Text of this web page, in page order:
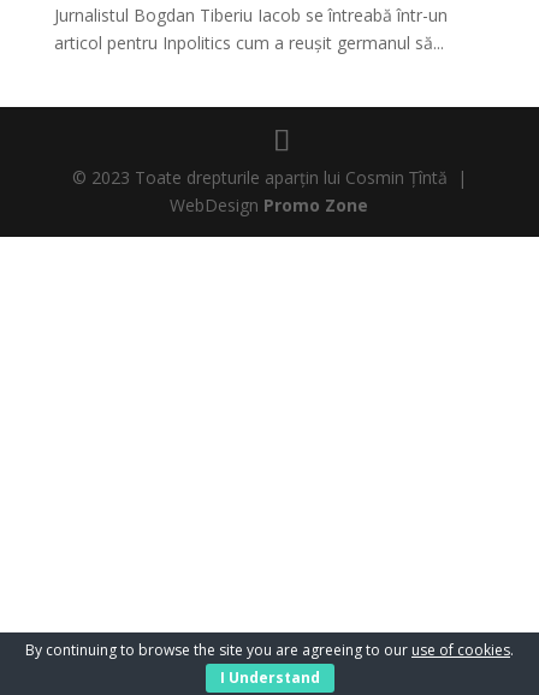
Jurnalistul Bogdan Tiberiu Iacob se întreabă într-un
articol pentru Inpolitics cum a reușit germanul să...
© 2023 Toate drepturile aparțin lui Cosmin Țîntă |
WebDesign Promo Zone
By continuing to browse the site you are agreeing to our use of cookies.
I Understand